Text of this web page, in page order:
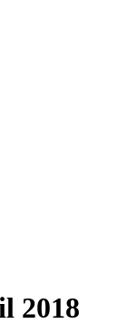
2018